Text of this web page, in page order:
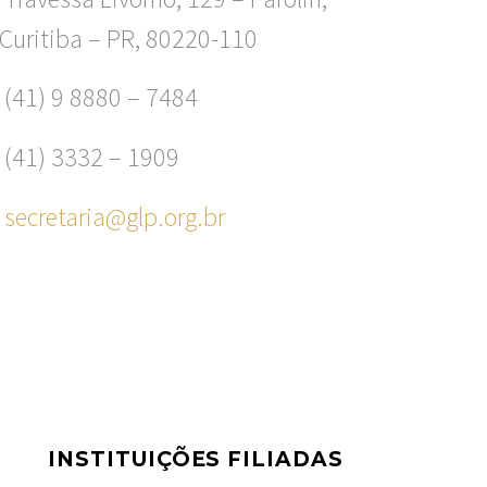
Curitiba – PR, 80220-110
(41) 9 8880 – 7484
(41) 3332 – 1909
secretaria@glp.org.br
INSTITUIÇÕES FILIADAS